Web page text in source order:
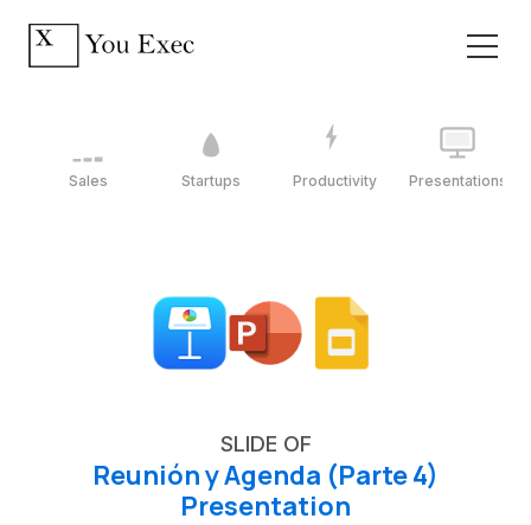
Sales Startups Productivity Presentations
SLIDE OF
Reunión y Agenda (Parte 4)
Presentation